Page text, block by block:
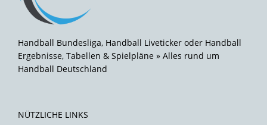
Handball Bundesliga, Handball Liveticker oder Handball
Ergebnisse, Tabellen & Spielpläne » Alles rund um
Handball Deutschland
NÜTZLICHE LINKS